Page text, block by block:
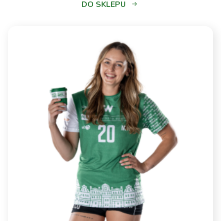
Metalkas Pałac
Hagric Mogilno
2 - 3
Commercecon
Łódź vs MOYA
Radomka
Radom
1 - 3
LOTTO Chemik
Police vs BKS
BOSTIK ZGO
Bielsko-Biała
1 - 3
Sokół &amp;
Hagric Mogilno
DO SKLEPU